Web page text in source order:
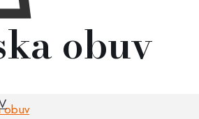
obuv
obuv